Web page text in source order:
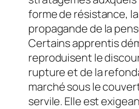
forme de résistance,
propagande de la
Certains apprentis
reproduisent le
rupture et de la
marché sous le
servile. Elle est